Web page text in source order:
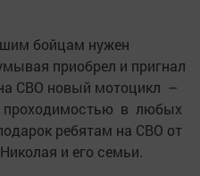
бойцам нужен
приобрел и пригнал
СВО новый мотоцикл –
проходимостью в любых
ребятам на СВО от
и его семьи.